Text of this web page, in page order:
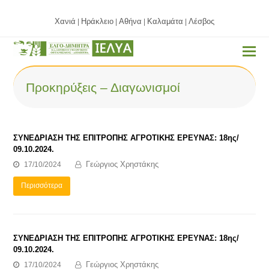
Χανιά Ηράκλειο Αθήνα Καλαμάτα Λέσβος
Προκηρύξεις – Διαγωνισμοί
ΣΥΝΕΔΡΙΑΣΗ ΤΗΣ ΕΠΙΤΡΟΠΗΣ ΑΓΡΟΤΙΚΗΣ ΕΡΕΥΝΑΣ: 18ης/
09.10.2024.
17/10/2024 Γεώργιος Χρηστάκης
Περισσότερα
ΣΥΝΕΔΡΙΑΣΗ ΤΗΣ ΕΠΙΤΡΟΠΗΣ ΑΓΡΟΤΙΚΗΣ ΕΡΕΥΝΑΣ: 18ης/
09.10.2024.
17/10/2024 Γεώργιος Χρηστάκης